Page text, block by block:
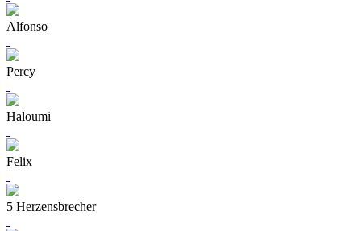
Alfonso
Percy
Haloumi
Felix
5 Herzensbrecher